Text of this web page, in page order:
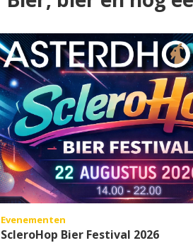
Evenementen
ScleroHop Bier Festival 2026